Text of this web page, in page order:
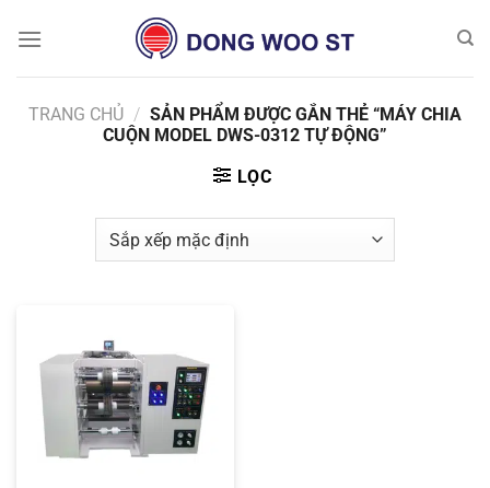
đến
TRANG CHỦ / SẢN PHẨM ĐƯỢC GẮN THẺ “MÁY CHIA
CUỘN MODEL DWS-0312 TỰ ĐỘNG”
LỌC